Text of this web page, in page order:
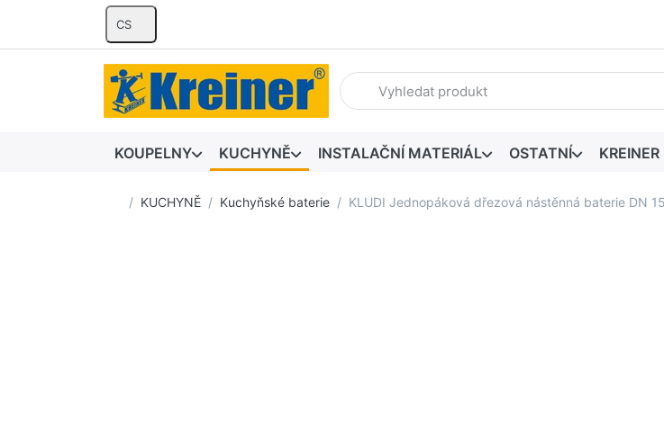
CS
Zadejte hledaný výraz. První výsledky se zobrazí
KOUPELNY KUCHYNĚ INSTALAČNÍ MATERIÁL OSTATNÍ
Domovská stránka
KUCHYNĚ Kuchyňské baterie KLUDI Jednopáková dřezová nástěnná baterie DN